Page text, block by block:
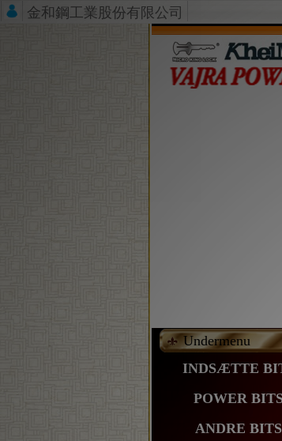
金和鋼工業股份有限公司
Undermenu
INDSÆTTE
POWER
ANDRE BITS